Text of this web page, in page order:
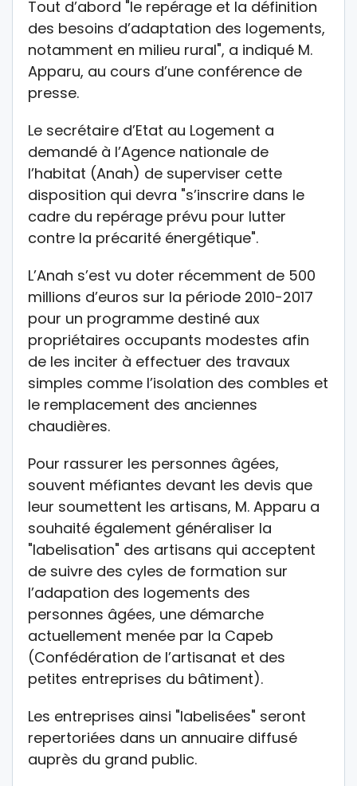
Tout d’abord "le repérage et la définition
des besoins d’adaptation des logements,
notamment en milieu rural", a indiqué M.
Apparu, au cours d’une conférence de
presse.
Le secrétaire d’Etat au Logement a
demandé à l’Agence nationale de
l’habitat (Anah) de superviser cette
disposition qui devra "s’inscrire dans le
cadre du repérage prévu pour lutter
contre la précarité énergétique".
L’Anah s’est vu doter récemment de 500
millions d’euros sur la période 2010-2017
pour un programme destiné aux
propriétaires occupants modestes afin
de les inciter à effectuer des travaux
simples comme l’isolation des combles et
le remplacement des anciennes
chaudières.
Pour rassurer les personnes âgées,
souvent méfiantes devant les devis que
leur soumettent les artisans, M. Apparu a
souhaité également généraliser la
"labelisation" des artisans qui acceptent
de suivre des cyles de formation sur
l’adapation des logements des
personnes âgées, une démarche
actuellement menée par la Capeb
(Confédération de l’artisanat et des
petites entreprises du bâtiment).
Les entreprises ainsi "labelisées" seront
repertoriées dans un annuaire diffusé
auprès du grand public.